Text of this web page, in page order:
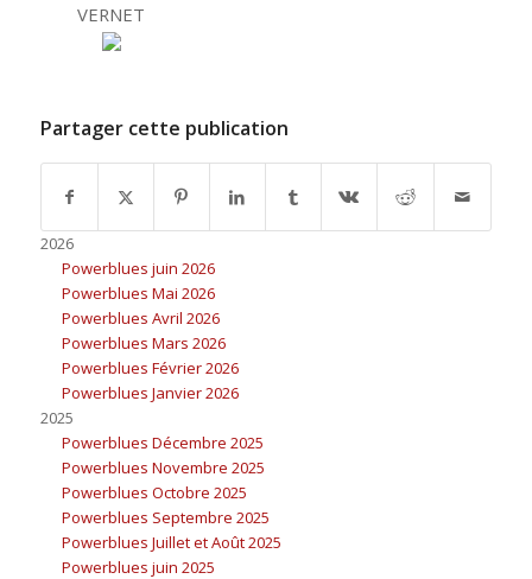
VERNET
Partager cette publication
2026
Powerblues juin 2026
Powerblues Mai 2026
Powerblues Avril 2026
Powerblues Mars 2026
Powerblues Février 2026
Powerblues Janvier 2026
2025
Powerblues Décembre 2025
Powerblues Novembre 2025
Powerblues Octobre 2025
Powerblues Septembre 2025
Powerblues Juillet et Août 2025
Powerblues juin 2025